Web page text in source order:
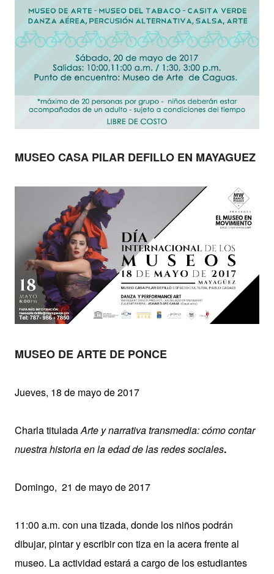
MUSEO CASA PILAR DEFILLO EN MAYAGUEZ
MUSEO DE ARTE DE PONCE
Jueves, 18 de mayo de2017
Charla tituladaArte y narrativa transmedia: cómo contar
nuestra historia en la edad de las redes sociales.
Domingo, 21 de mayo de 2017
11:00 a.m. con una tizada, donde los niños podrán
dibujar, pintar y escribir con tiza en la acera frente al
museo. La actividad estará a cargo de los estudiantes